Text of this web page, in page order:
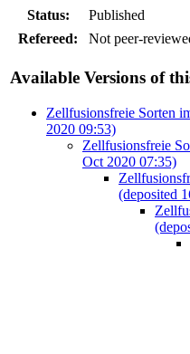
Status:
Published
Refereed:
Not peer-
Available Versions of
Zellfusionsfreie Sorten
2020 09:53)
Zellfusionsfreie
Oct 2020 07:35)
(deposited